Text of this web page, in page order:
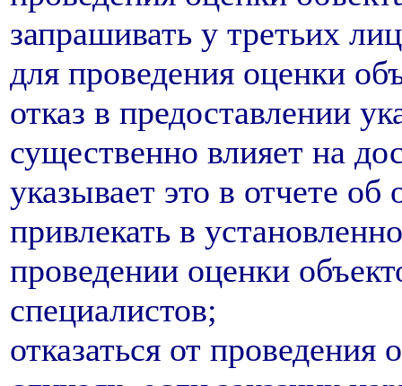
запрашивать у третьих
для проведения оценки
отказ в предоставлении
существенно влияет на
указывает это в отчете об
привлекать в
проведении оценки
специалистов;
отказаться от проведения